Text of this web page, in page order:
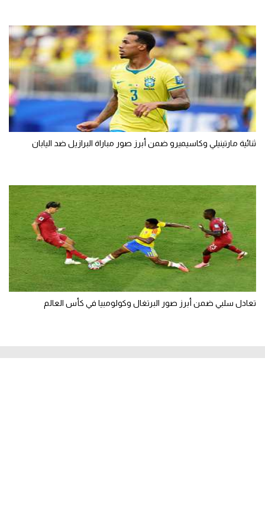
ثنائية مارتينيلي وكاسيميرو ضمن أبرز صور مباراة البرازيل ضد اليابان
تعادل سلبي ضمن أبرز صور البرتغال وكولومبيا في كأس العالم